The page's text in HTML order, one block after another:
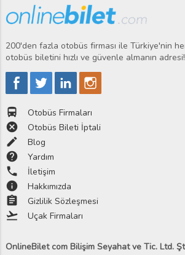
200'den fazla otobüs firması ile Türkiye'nin
otobüs biletini hızlı ve güvenle almanın adresi!
directions_bus Otobüs Firmaları
cancel Otobüs Bileti İptali
edit Blog
help Yardım
phone İletişim
info Hakkımızda
assignment Gizlilik Sözleşmesi
flight_takeoff Uçak Firmaları
OnlineBilet com Bilişim Seyahat ve Tic. Ltd.